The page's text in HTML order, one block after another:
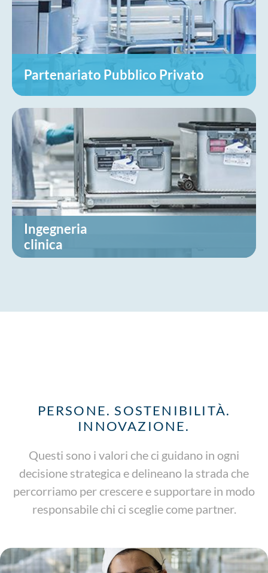
Partenariato Pubblico Privato
Ingegneria
clinica
PERSONE. SOSTENIBILITÀ.
INNOVAZIONE.
Questi sono i valori che ci guidano in ogni
decisione strategica e delineano la strada che
percorriamo per crescere e supportare in modo
responsabile chi ci sceglie come partner.